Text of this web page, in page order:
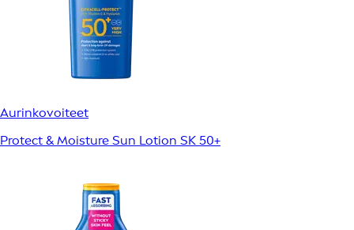
Aurinkovoiteet
Protect & Moisture Sun Lotion SK 50+